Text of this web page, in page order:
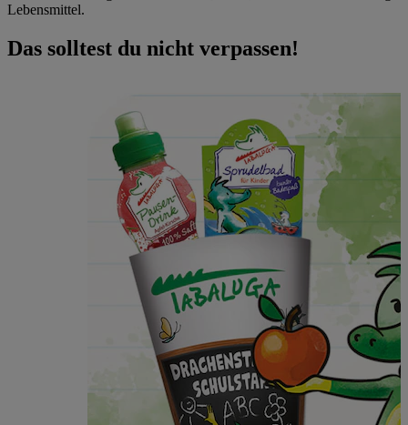
Lebensmittel.
Das solltest du nicht verpassen!